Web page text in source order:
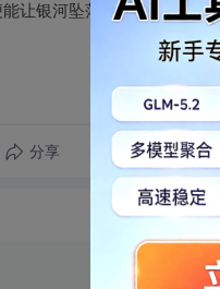
让银河坠落。
分享 转发到动态